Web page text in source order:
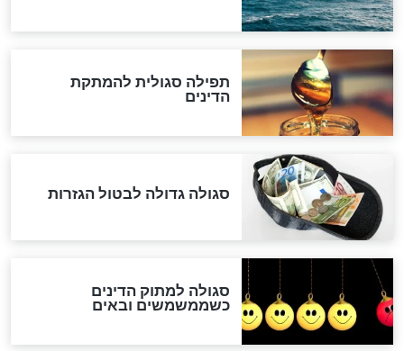
האם אפשר לחשב את הקץ?
מה יהיה בימות המשיח?
"לפני הגאולה תהיה אפיקורסות
והכחשה גדולה מאוד של
האמונה"